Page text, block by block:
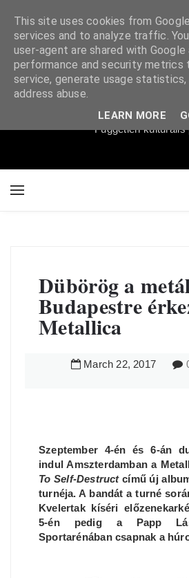
Független kulturális
Dübörög a
Budapestre
Metallica
March 22, 2017
Szeptember 4-én és 6-án
indul Amszterdamban a
To Self-Destructcímű új
turnéja. A bandát a turné
Kvelertak kíséri
5-én pedig a Papp
Sportarénában csapnak a
This site uses cookies from
services and to analyze traffic.
user-agent are shared with Google
performance and security metrics
service, generate usage
address abuse.
LEARN MORE